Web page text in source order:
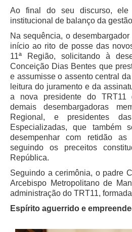
Calendário de Suspensão
Calendário da Justiça Itinerante
Certidões
Concursos
Contas abertas em nome
Diários Eletrônicos
e-Doc
Espaço do Servidor
Guias de recolhimento
Leilão Público
Mapa do site
META 9 do CNJ
Pauta Digital
Ao final do seu discurso, ele
institucional de balanço da
Na sequência, o
início ao rito de posse das
11ª Região, solicitando à
Conceição Dias Bentes que
e assumisse o assento central
leitura do juramento e da
a nova presidente do TRT11
demais desembargadoras
Regional, e presidentes
Especializadas, que também
desempenhar com retidão as
seguindo os preceitos
República.
Seguindo a cerimônia, o padre
Arcebispo Metropolitano de
administração do TRT11,
Espírito aguerrido e